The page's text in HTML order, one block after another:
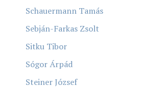
Schauermann Tamás
Sebján-Farkas Zsolt
Sitku Tibor
Sógor Árpád
Steiner József